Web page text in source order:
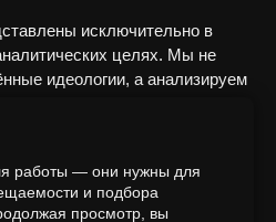
исключительно в
целях. Мы не
идеологии, а анализируем
НА НАС
работы — они нужны для
и подбора
просмотр, вы